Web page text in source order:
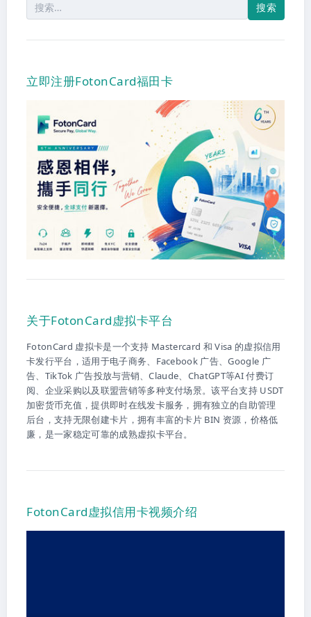
索：
立即注册FotonCard福田卡
关于FotonCard虚拟卡平台
FotonCard 虚拟卡是一个支持 Mastercard 和 Visa 的虚拟信用
卡发行平台，适用于电子商务、Facebook 广告、Google 广
告、TikTok 广告投放与营销、Claude、ChatGPT等AI 付费订
阅、企业采购以及联盟营销等多种支付场景。该平台支持 USDT
加密货币充值，提供即时在线发卡服务，拥有独立的自助管理
后台，支持无限创建卡片，拥有丰富的卡片 BIN 资源，价格低
廉，是一家稳定可靠的成熟虚拟卡平台。
FotonCard虚拟信用卡视频介绍